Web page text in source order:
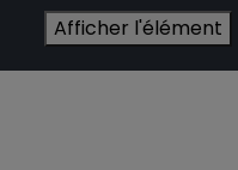
Afficher l'élément